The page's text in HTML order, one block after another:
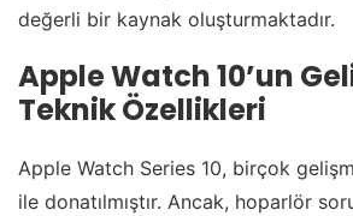
değerli bir kaynak oluşturmaktadır.
Apple Watch 10’un
Teknik Özellikleri
Apple Watch Series 10, birçok
ile donatılmıştır. Ancak, hoparlör